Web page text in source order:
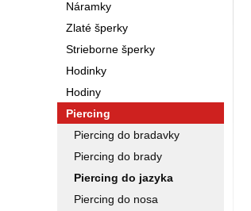
Náramky
Zlaté šperky
Strieborne šperky
Hodinky
Hodiny
Piercing
Piercing do bradavky
Piercing do brady
Piercing do jazyka
Piercing do nosa